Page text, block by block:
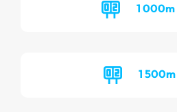
1 000m
1 500m